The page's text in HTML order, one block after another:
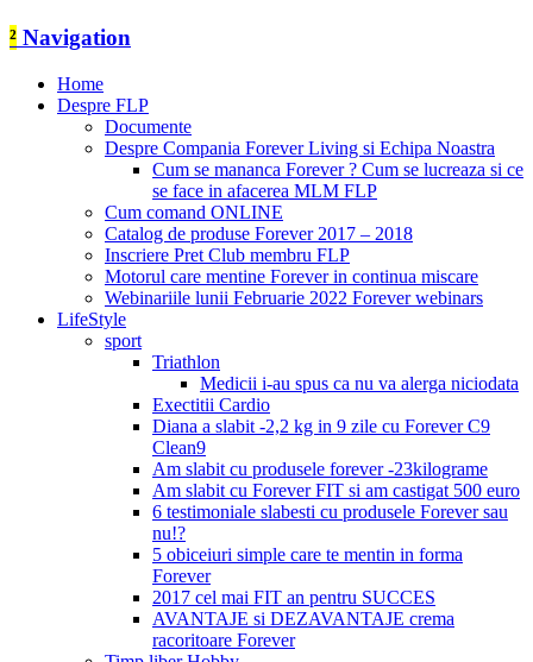
² Navigation
Home
Despre FLP
Documente
Despre Compania Forever Living si Echipa Noastra
Cum se mananca Forever ? Cum se lucreaza si ce
se face in afacerea MLM FLP
Cum comand ONLINE
Catalog de produse Forever 2017 – 2018
Inscriere Pret Club membru FLP
Motorul care mentine Forever in continua miscare
Webinariile lunii Februarie 2022 Forever webinars
LifeStyle
sport
Triathlon
Medicii i-au spus ca nu va alerga niciodata
Exectitii Cardio
Diana a slabit -2,2 kg in 9 zile cu Forever C9
Clean9
Am slabit cu produsele forever -23kilograme
Am slabit cu Forever FIT si am castigat 500 euro
6 testimoniale slabesti cu produsele Forever sau
nu!?
5 obiceiuri simple care te mentin in forma
Forever
2017 cel mai FIT an pentru SUCCES
AVANTAJE si DEZAVANTAJE crema
racoritoare Forever